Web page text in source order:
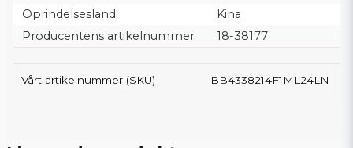
Oprindelsesland
Kina
Producentens artikelnummer
18-38177
Vårt artikelnummer (SKU) BB4338214F1ML24LN